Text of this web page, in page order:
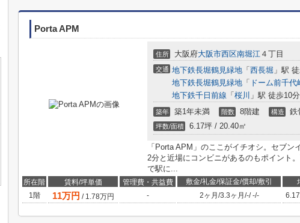
Porta APM
住所 大阪府大阪市西区南堀江 ４丁目
交通 地下鉄長堀鶴見緑地 「 西長堀 」駅
地下鉄長堀鶴見緑地 「 ドーム前千代
地下鉄千日前線 「 桜川 」駅 徒歩10分
築年 築1年未満 階数 8階建 構造 鉄
坪数/面積 6.17坪 / 20.40㎡
「Porta APM」のここがイチオシ。セブ
2分と近場にコンビニがあるのもポイント
で駅に...
所在階 賃料/坪単価 管理費・共益費 敷金/礼金/保証金/償却/敷引
1階
11万円 / 1.78万円 - 2ヶ月 /3.3ヶ月 /-/-/-